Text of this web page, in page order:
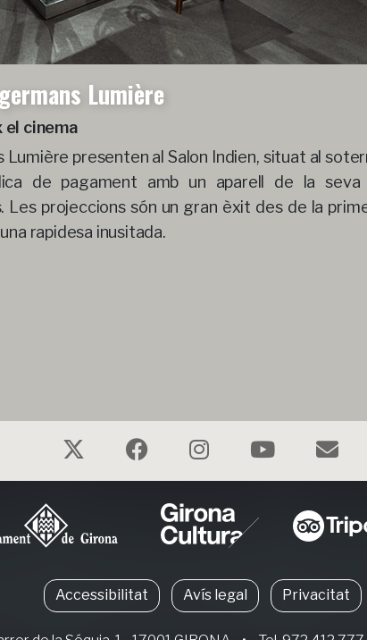
Lumière
el cinema
presenten al Salon Indien, situat al
de pagament amb un aparell de la seva
projeccions són un gran èxit des de la
rapidesa inusitada.
Accessibilitat Avís legal Privacitat